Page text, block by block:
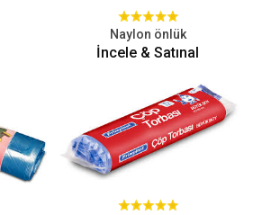
Naylon önlük
İncele & Satınal